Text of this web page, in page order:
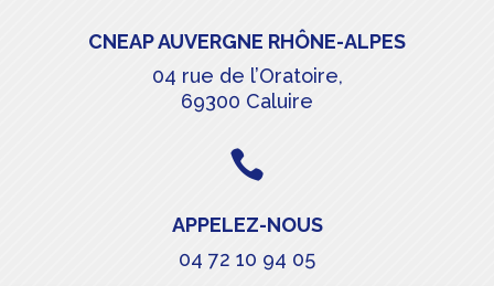
CNEAP AUVERGNE RHÔNE-ALPES
04 rue de l’Oratoire,
69300 Caluire

APPELEZ-NOUS
04 72 10 94 05